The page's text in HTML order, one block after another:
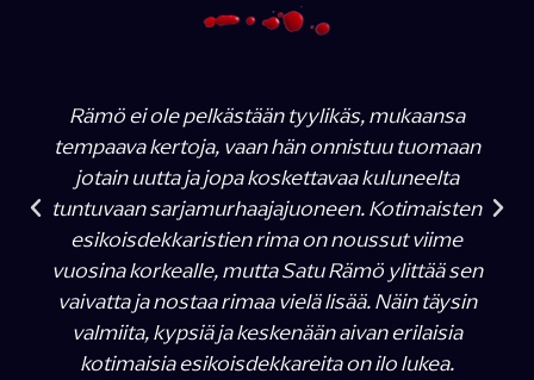
Rämö ei ole pelkästään tyylikäs, mukaansa
tempaava kertoja, vaan hän onnistuu tuomaan
jotain uutta ja jopa koskettavaa kuluneelta
tuntuvaan sarjamurhaajajuoneen. Kotimaisten
esikoisdekkaristien rima on noussut viime
vuosina korkealle, mutta Satu Rämö ylittää sen
vaivatta ja nostaa rimaa vielä lisää. Näin täysin
valmiita, kypsiä ja keskenään aivan erilaisia
kotimaisia esikoisdekkareita on ilo lukea.